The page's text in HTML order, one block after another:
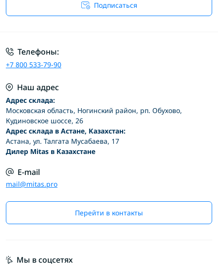
Подписаться
Телефоны:
+7 800 533-79-90
Наш адрес
Адрес склада:
Московская область, Ногинский район, рп. Обухово,
Кудиновское шоссе, 26
Адрес склада в Астане, Казахстан:
Астана, ул. Талгата Мусабаева, 17
Дилер Mitas в Казахстане
E-mail
mail@mitas.pro
Перейти в контакты
Мы в соцсетях